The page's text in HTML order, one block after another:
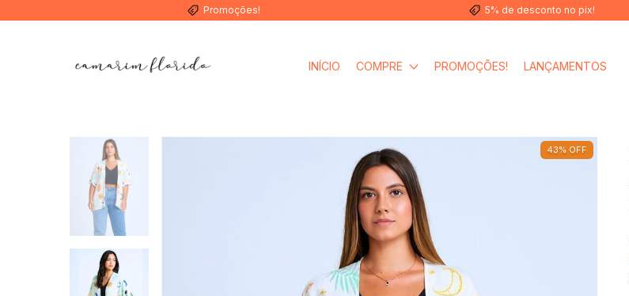
Promoções! 5% de desconto no pix!
INÍCIO COMPRE PROMOÇÕES! LANÇAMENTOS
43% OFF